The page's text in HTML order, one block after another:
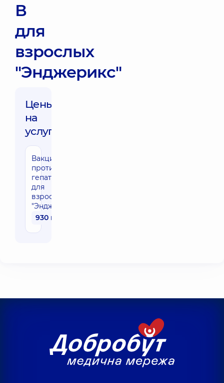
В
для
взрослых
"Энджерикс"
Цены
на
услуги:
Вакцинация
против
гепатита В
для
взрослых
"Энджерикс"
930 грн